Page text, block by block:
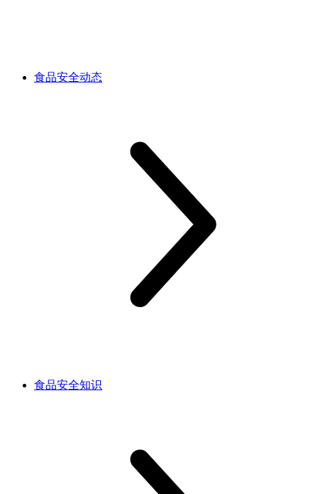
食品安全动态
食品安全知识